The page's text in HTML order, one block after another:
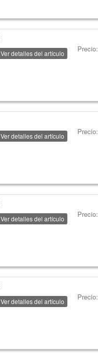
Ver detalles del artículo Precio:
Ver detalles del artículo Precio:
Ver detalles del artículo Precio:
Ver detalles del artículo Precio: